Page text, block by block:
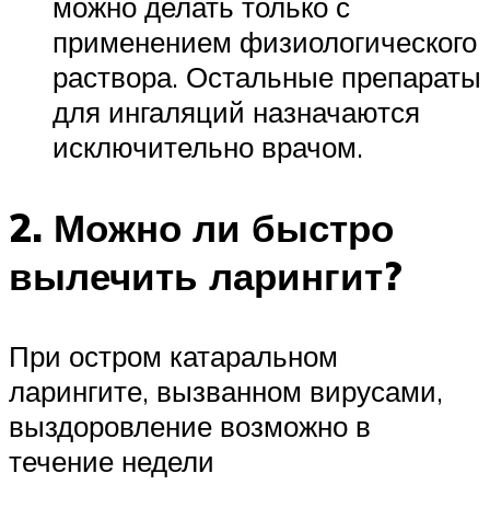
можно делать только с
применением физиологического
раствора. Остальные препараты
для ингаляций назначаются
исключительно врачом.
2. Можно ли быстро
вылечить ларингит?
При остром катаральном
ларингите, вызванном вирусами,
выздоровление возможно в
течение недели